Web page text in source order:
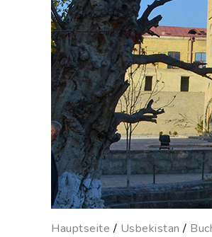
Hauptseite / Usbekistan /